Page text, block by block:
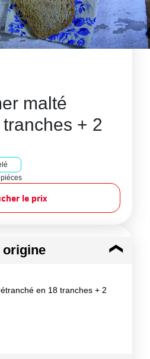
malté
+ 2
le prix
origine
en 18 tranches + 2